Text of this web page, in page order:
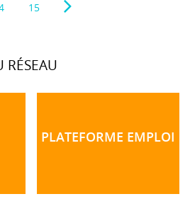
15
RÉSEAU
PLATEFORME EMPLOI